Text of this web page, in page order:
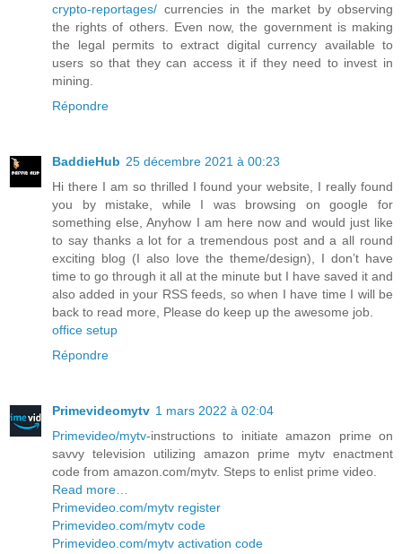
crypto-reportages/ currencies in the market by observing
the rights of others. Even now, the government is making
the legal permits to extract digital currency available to
users so that they can access it if they need to invest in
mining.
Répondre
BaddieHub 25 décembre 2021 à 00:23
Hi there I am so thrilled I found your website, I really found
you by mistake, while I was browsing on google for
something else, Anyhow I am here now and would just like
to say thanks a lot for a tremendous post and a all round
exciting blog (I also love the theme/design), I don’t have
time to go through it all at the minute but I have saved it and
also added in your RSS feeds, so when I have time I will be
back to read more, Please do keep up the awesome job.
office setup
Répondre
Primevideomytv 1 mars 2022 à 02:04
Primevideo/mytv-instructions to initiate amazon prime on
savvy television utilizing amazon prime mytv enactment
code from amazon.com/mytv. Steps to enlist prime video.
Read more…
Primevideo.com/mytv register
Primevideo.com/mytv code
Primevideo.com/mytv activation code